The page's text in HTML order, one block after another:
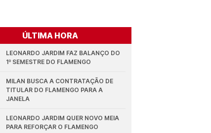
ÚLTIMA HORA
LEONARDO JARDIM FAZ BALANÇO DO
1º SEMESTRE DO FLAMENGO
MILAN BUSCA A CONTRATAÇÃO DE
TITULAR DO FLAMENGO PARA A
JANELA
LEONARDO JARDIM QUER NOVO MEIA
PARA REFORÇAR O FLAMENGO